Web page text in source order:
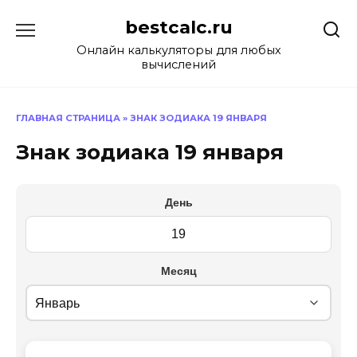
содержанию
bestcalc.ru
Онлайн калькуляторы для любых
вычислений
ГЛАВНАЯ СТРАНИЦА » ЗНАК ЗОДИАКА 19 ЯНВАРЯ
Знак зодиака 19 января
День
Месяц